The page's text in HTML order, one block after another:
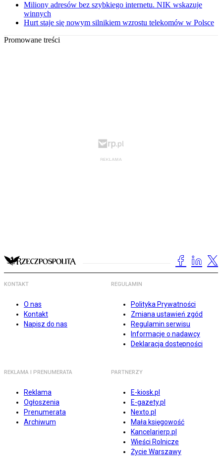
Miliony adresów bez szybkiego internetu. NIK wskazuje
winnych
Hurt staje się nowym silnikiem wzrostu telekomów w Polsce
Promowane treści
KONTAKT
O nas
Kontakt
Napisz do nas
REGULAMIN
Polityka Prywatności
Zmiana ustawień zgód
Regulamin serwisu
Informacje o nadawcy
Deklaracja dostępności
REKLAMA I PRENUMERATA
Reklama
Ogłoszenia
Prenumerata
Archiwum
PARTNERZY
E-kiosk.pl
E-gazety.pl
Nexto.pl
Mała księgowość
Kancelarierp.pl
Wieści Rolnicze
Życie Warszawy